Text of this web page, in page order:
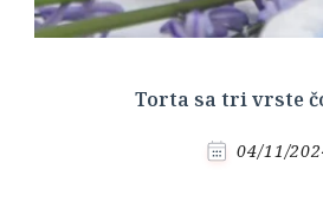
Torta sa tri vrste
04/11/